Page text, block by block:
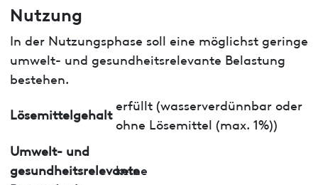
Nutzung
In der Nutzungsphase soll eine möglichst geringe
umwelt- und gesundheitsrelevante Belastung
bestehen.
Lösemittelgehalt
erfüllt (wasserverdünnbar oder
ohne Lösemittel (max. 1%))
Umwelt- und
gesundheitsrelevante
keine